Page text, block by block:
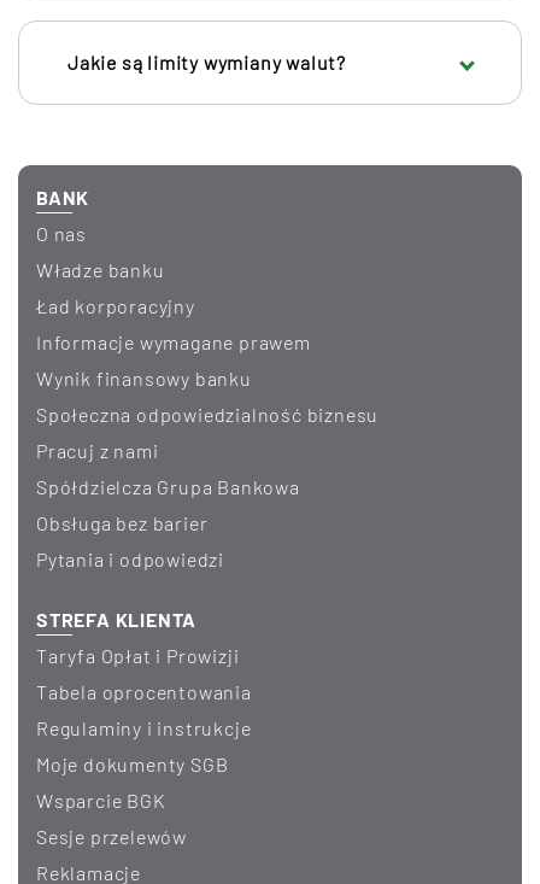
Jakie są limity wymiany walut?
BANK
O nas
Władze banku
Ład korporacyjny
informacje wymagane prawem
wynik finansowy banku
Społeczna odpowiedzialność biznesu
Pracuj z nami
Spółdzielcza Grupa Bankowa
Obsługa bez barier
Pytania i odpowiedzi
STREFA KLIENTA
Taryfa Opłat i Prowizji
Tabela oprocentowania
Regulaminy i instrukcje
Moje dokumenty SGB
Wsparcie BGK
Sesje przelewów
Reklamacje